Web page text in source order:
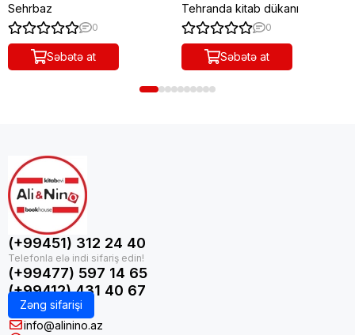
Sehrbaz
0
Səbətə at
Tehranda kitab dükanı
0
Səbətə at
(+99451) 312 24 40
(+99477) 597 14 65
(+99412) 431 40 67
Zəng sifarişi
info@alinino.az